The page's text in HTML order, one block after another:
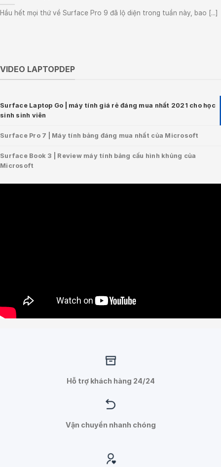
Hầu hết mọi thứ về Surface Pro 9 đã lộ diện trong tuần này, bao [...]
VIDEO LAPTOPDEP
Surface Laptop Go | máy tính giá rẻ đáng mua nhất 2021 cho học
sinh sinh viên
Surface Pro 7 | Máy tính bảng đáng mua nhất của Microsoft
Surface Book 3 | Review máy tính bảng cấu hình khủng của
Microsoft
Hỗ trợ khách hàng 24/24
Vận chuyển nhanh chóng